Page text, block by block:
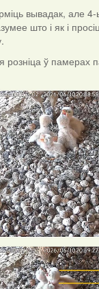
вывадак, але
што і як і
розніца ў памерах